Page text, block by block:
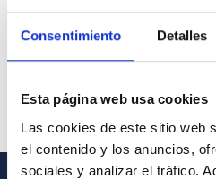
Consentimiento Detalles
Esta página web usa cookies
Las cookies de este sitio web
el contenido y los anuncios,
sociales y analizar el tráfico.